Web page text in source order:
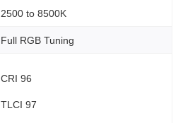
2500 to 8500K
Full RGB Tuning
CRI 96
TLCI 97